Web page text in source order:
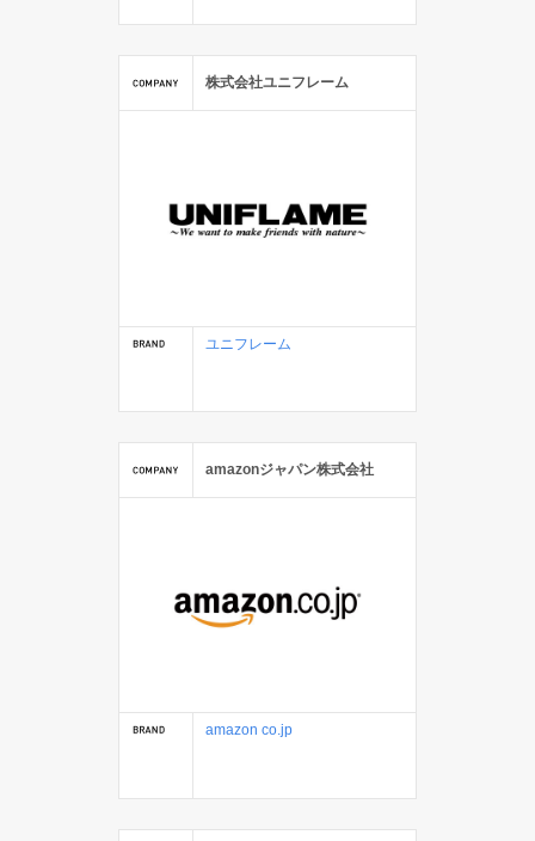
株式会社ユニフレーム
ユニフレーム
amazonジャパン株式会社
amazon co.jp